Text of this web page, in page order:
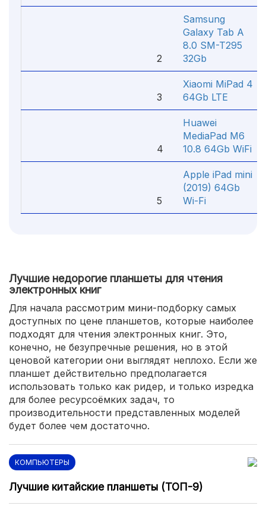
2
Samsung
Galaxy Tab A
8.0 SM-T295
32Gb
3
Xiaomi MiPad 4
64Gb LTE
4
Huawei
MediaPad M6
10.8 64Gb WiFi
5
Apple iPad mini
(2019) 64Gb
Wi-Fi
Лучшие недорогие планшеты для чтения
электронных книг
Для начала рассмотрим мини-подборку самых
доступных по цене планшетов, которые наиболее
подходят для чтения электронных книг. Это,
конечно, не безупречные решения, но в этой
ценовой категории они выглядят неплохо. Если же
планшет действительно предполагается
использовать только как ридер, и только изредка
для более ресурсоёмких задач, то
производительности представленных моделей
будет более чем достаточно.
КОМПЬЮТЕРЫ
Лучшие китайские планшеты (ТОП-9)